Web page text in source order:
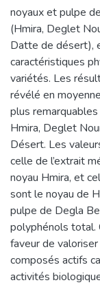
noyaux et pulpe
(Hmira, Deglet
Datte de désert),
caractéristiques
variétés. Les
révélé en
plus
Hmira, Deglet
Désert. Les
celle de l’extrait
noyau Hmira, et
sont le noyau de
pulpe de Degla
polyphénols total.
faveur de
composés actifs
activités